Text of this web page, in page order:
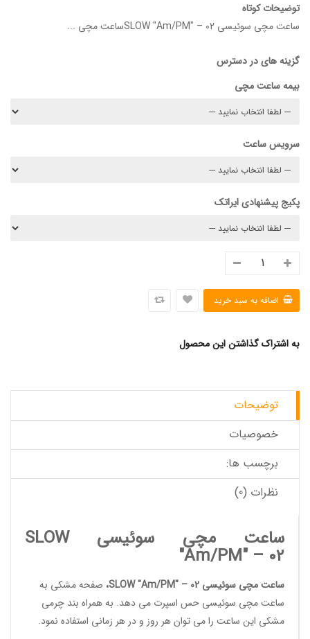
توضیحات کوتاه
ساعت مچی سوئیسی SLOW "Am/PM" – 02ساعت مچی ...
گزینه های در دسترس
بیمه ساعت مچی
سرویس ساعت
پکیج پیشنهادی ایراتک
به اشتراک گذاشتن این محصول
توضیحات
خصوصیات
برچسب ها:
نظرات (0)
ساعت مچی سوئیسی SLOW
"Am/PM" – 02
ساعت مچی سوئیسی SLOW "Am/PM" – 02 ، صفحه مشکی به
ساعت مچی سوئیسی حس اسپرت می دهد. به همراه بند چرمی
مشکی این ساعت را می توان هر روز و در هر زمانی استفاده نمود.